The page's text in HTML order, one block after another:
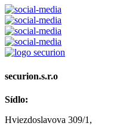
securion.s.r.o
Sídlo:
Hviezdoslavova 309/1,